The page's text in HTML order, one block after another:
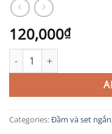
120,000₫
TIEC5 quantity
Categories:Đầm và set ngắn